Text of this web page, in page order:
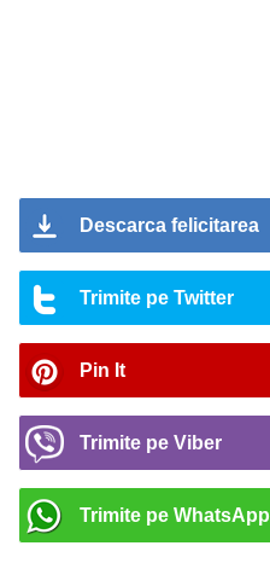
Descarca felicitarea
Trimite pe Twitter
Pin It
Trimite pe Viber
Trimite pe WhatsApp